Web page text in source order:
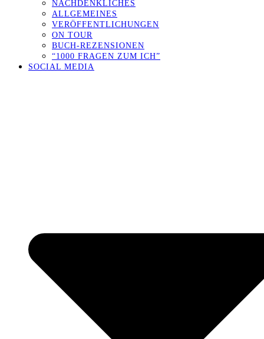
NACHDENKLICHES
ALLGEMEINES
VERÖFFENTLICHUNGEN
ON TOUR
BUCH-REZENSIONEN
“1000 FRAGEN ZUM ICH”
SOCIAL MEDIA